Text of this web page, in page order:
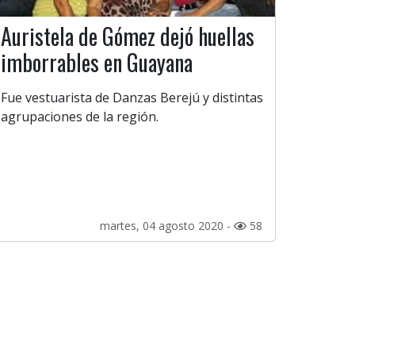
Auristela de Gómez dejó huellas
imborrables en Guayana
Fue vestuarista de Danzas Berejú y distintas
agrupaciones de la región.
martes, 04 agosto 2020 - 58